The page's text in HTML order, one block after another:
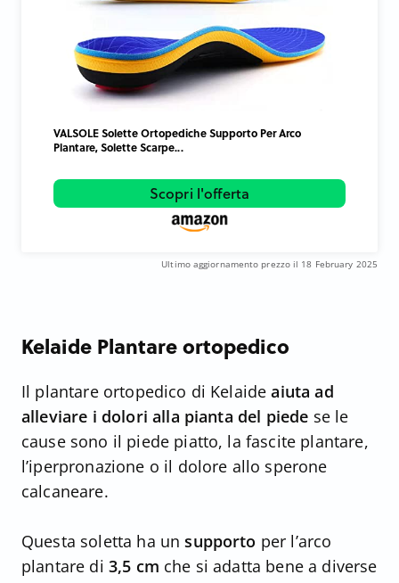
VALSOLE Solette Ortopediche Supporto Per Arco
Plantare, Solette Scarpe...
Scopri l'offerta
Ultimo aggiornamento prezzo il 18 February 2025
Kelaide Plantare ortopedico
Il plantare ortopedico di Kelaideaiuta ad
alleviare i dolori alla pianta del piede se le
cause sono il piede piatto, la fascite plantare,
l’iperpronazione o il dolore allo sperone
calcaneare.
Questa soletta ha unsupporto per l’arco
plantare di 3,5 cm che si adatta bene a diverse